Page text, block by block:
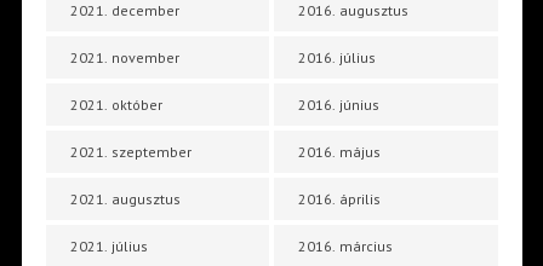
2021. december
2021. november
2021. október
2021. szeptember
2021. augusztus
2021. július
2016. augusztus
2016. július
2016. június
2016. május
2016. április
2016. március